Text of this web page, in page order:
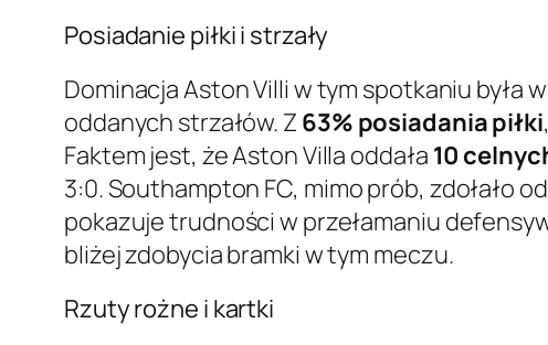
Posiadanie piłki i strzały
Dominacja Aston Villi w tym spotkaniu była
oddanych strzałów. Z 63% posiadania piłki
Faktem jest, że Aston Villa oddała 10
3:0. Southampton FC, mimo prób, zdołało
pokazuje trudności w przełamaniu
bliżej zdobycia bramki w tym meczu.
Rzuty rożne i kartki